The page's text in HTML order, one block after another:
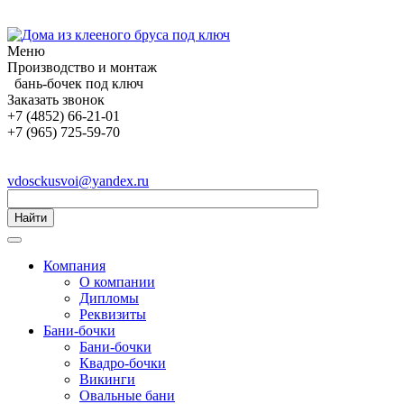
Меню
Производство и монтаж
бань-бочек под ключ
Заказать звонок
+7 (4852) 66-21-01
+7 (965) 725-59-70
vdosckusvoi@yandex.ru
Найти
Компания
О компании
Дипломы
Реквизиты
Бани-бочки
Бани-бочки
Квадро-бочки
Викинги
Овальные бани